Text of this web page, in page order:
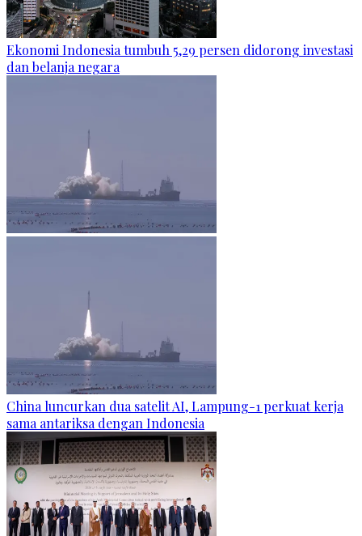
Ekonomi Indonesia tumbuh 5,29 persen didorong investasi
dan belanja negara
China luncurkan dua satelit AI, Lampung-1 perkuat kerja
sama antariksa dengan Indonesia